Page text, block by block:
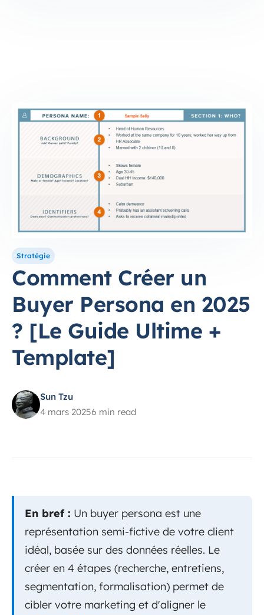
Stratégie
Comment Créer un
Buyer Persona en 2025
? [Le Guide Ultime +
Template]
Sun Tzu
4 mars 20256 min read
En bref : Un buyer persona est une
représentation semi-fictive de votre client
idéal, basée sur des données réelles. Le
créer en 4 étapes (recherche, entretiens,
segmentation, formalisation) permet de
cibler votre marketing et d'aligner le